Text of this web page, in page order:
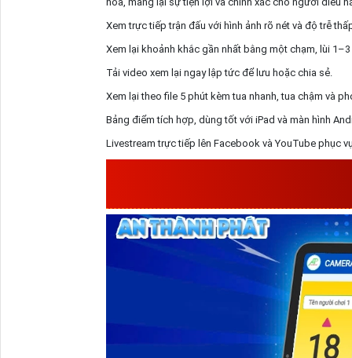
Xem trực tiếp trận đấu với hình ảnh rõ nét và độ trễ
Xem lại khoảnh khắc gần nhất bằng một chạm, lùi
Tải video xem lại ngay lập tức để lưu hoặc chia sẻ.
Xem lại theo file 5 phút kèm tua nhanh, tua chậm và
Bảng điểm tích hợp, dùng tốt với iPad và màn hình
Livestream trực tiếp lên Facebook và YouTube phục